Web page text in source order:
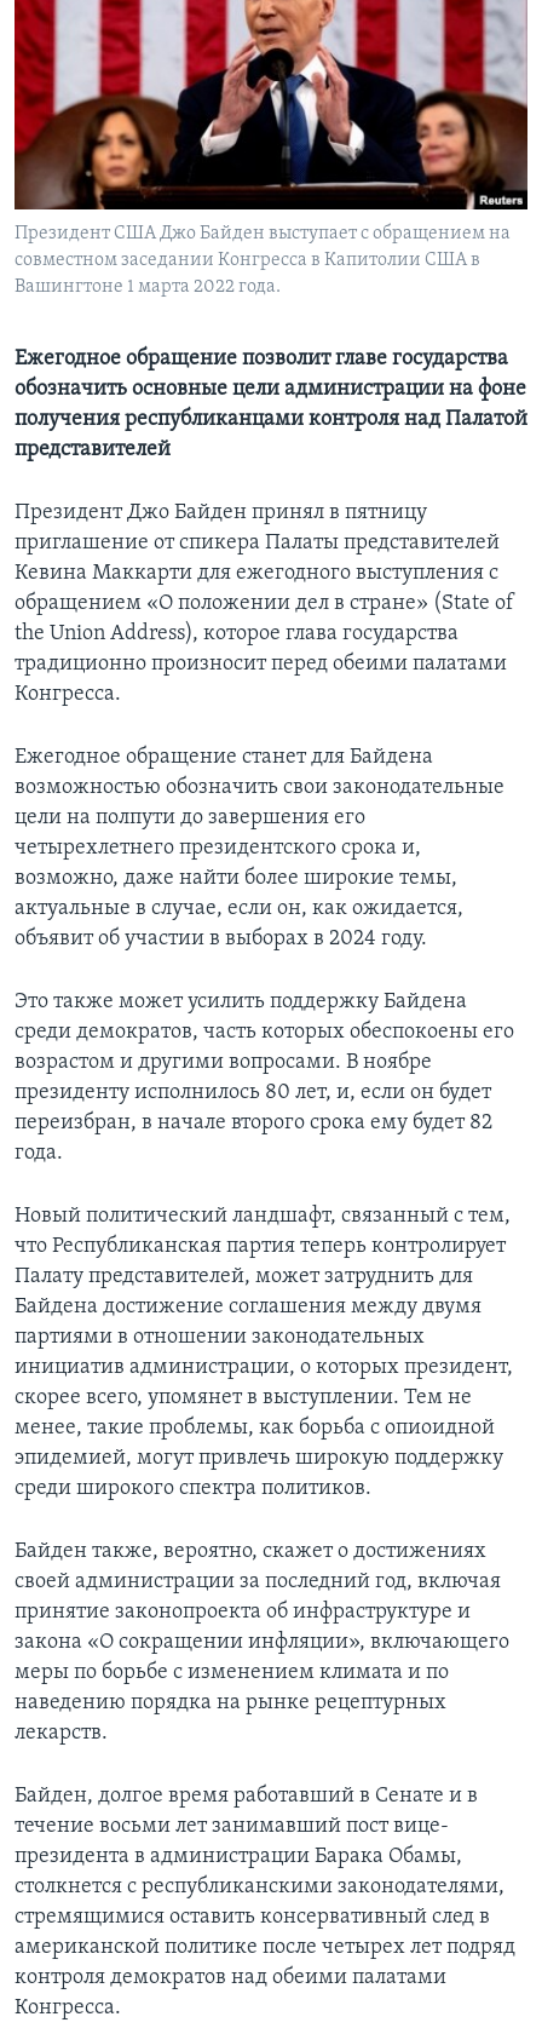
Learning English
СОЦИАЛЬНЫЕ СЕТИ
Президент США Джо Байден выступает с обращением на
совместном заседании Конгресса в Капитолии США в
Вашингтоне 1 марта 2022 года.
Ежегодное обращение позволит главе государства
обозначить основные цели администрации на фоне
получения республиканцами контроля над Палатой
представителей
Президент Джо Байден принял в пятницу
приглашение от спикера Палаты представителей
Кевина Маккарти для ежегодного выступления с
обращением «О положении дел в стране» (State of
the Union Address), которое глава государства
традиционно произносит перед обеими палатами
Конгресса.
Ежегодное обращение станет для Байдена
возможностью обозначить свои законодательные
цели на полпути до завершения его
четырехлетнего президентского срока и,
возможно, даже найти более широкие темы,
актуальные в случае, если он, как ожидается,
объявит об участии в выборах в 2024 году.
Это также может усилить поддержку Байдена
среди демократов, часть которых обеспокоены его
возрастом и другими вопросами. В ноябре
президенту исполнилось 80 лет, и, если он будет
переизбран, в начале второго срока ему будет 82
года.
Новый политический ландшафт, связанный с тем,
что Республиканская партия теперь контролирует
Палату представителей, может затруднить для
Байдена достижение соглашения между двумя
партиями в отношении законодательных
инициатив администрации, о которых президент,
скорее всего, упомянет в выступлении. Тем не
менее, такие проблемы, как борьба с опиоидной
эпидемией, могут привлечь широкую поддержку
среди широкого спектра политиков.
Байден также, вероятно, скажет о достижениях
своей администрации за последний год, включая
принятие законопроекта об инфраструктуре и
закона «О сокращении инфляции», включающего
меры по борьбе с изменением климата и по
наведению порядка на рынке рецептурных
лекарств.
Байден, долгое время работавший в Сенате и в
течение восьми лет занимавший пост вице-
президента в администрации Барака Обамы,
столкнется с республиканскими законодателями,
стремящимися оставить консервативный след в
американской политике после четырех лет подряд
контроля демократов над обеими палатами
Конгресса.